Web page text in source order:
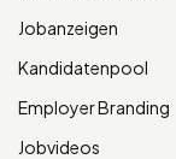
Jobanzeigen
Kandidatenpool
Employer Branding
Jobvideos